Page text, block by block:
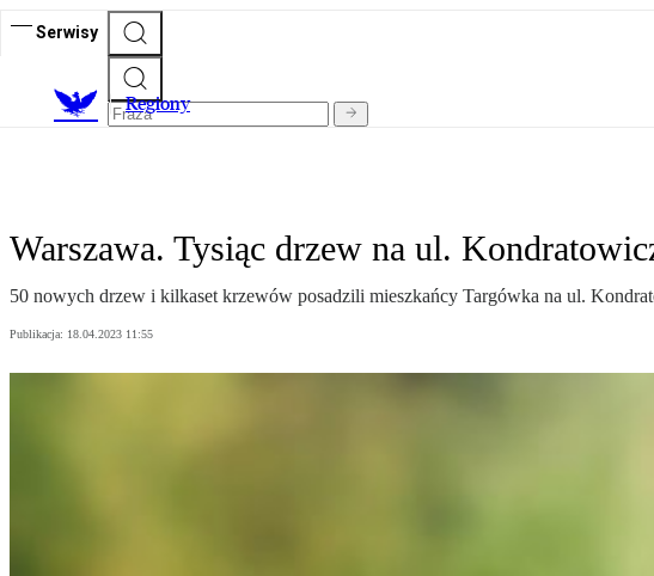
Serwisy
Regiony
Warszawa. Tysiąc drzew na ul.
50 nowych drzew i kilkaset krzewów posadzili mieszkańcy Targówka na ul.
Publikacja: 18.04.2023 11:55